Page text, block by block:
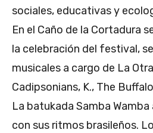
sociales, educativas y
En el Caño de la Cortadura
la celebración del festival,
musicales a cargo de La
Cadipsonians, K., The
La batukada Samba
con sus ritmos brasileños.